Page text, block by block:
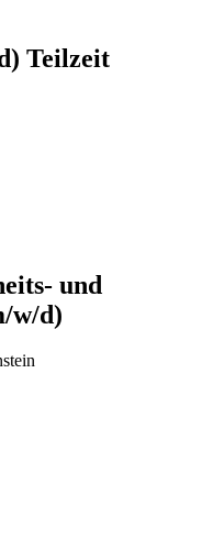
Teilzeit
und
w/d)